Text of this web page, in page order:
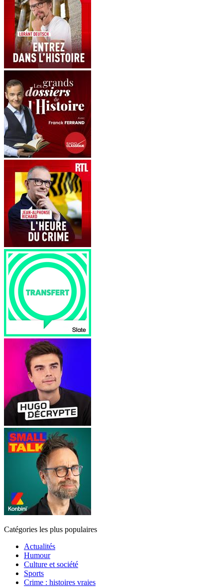
Catégories les plus populaires
Actualités
Humour
Culture et société
Sports
Crime : histoires vraies